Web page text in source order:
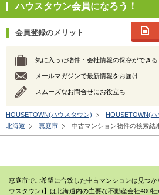
ハウスタウン会員になろう！
会員登録のメリット
気に入った物件・会社情報の保存ができる
メールマガジンで最新情報をお届け
スムーズなお問合せにお役立ち
HOUSETOWN(ハウスタウン)
HOUSETOWN(
北海道
恵庭市 中古マンション物件の検索結
恵庭市でご希望に合致した中古マンションは見つ
ウスタウン)】は北海道内の主要な不動産会社400